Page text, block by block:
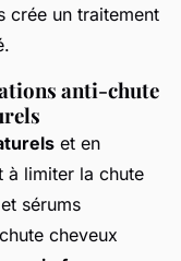
crée un traitement
anti-chute
et en
à limiter la chute
sérums
cheveux